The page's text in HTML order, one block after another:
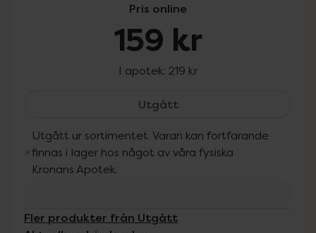
Pris online
159 kr
I apotek: 219 kr
UtgåttCanephron, 159 kr.
Utgått ur sortimentet. Varan kan fortfarande
finnas i lager hos något av våra fysiska
Kronans Apotek.
Fler produkter från Utgått